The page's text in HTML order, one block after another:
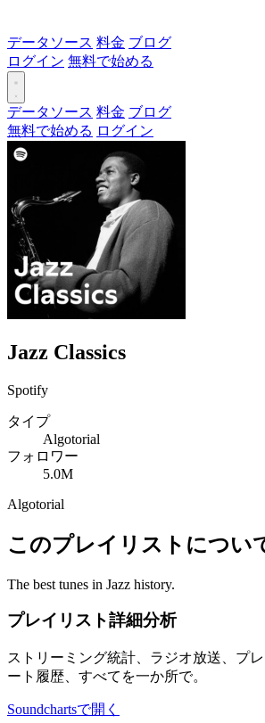
データソース 料金 ブログ
ログイン 無料で始める
データソース 料金 ブログ
無料で始める ログイン
Jazz Classics
Spotify
タイプ
Algotorial
フォロワー
5.0M
Algotorial
このプレイリストについ
The best tunes in Jazz history.
プレイリスト詳細分析
ストリーミング統計、ラジオ放送、プ
ート履歴、すべてを一か所で。
Soundchartsで開く